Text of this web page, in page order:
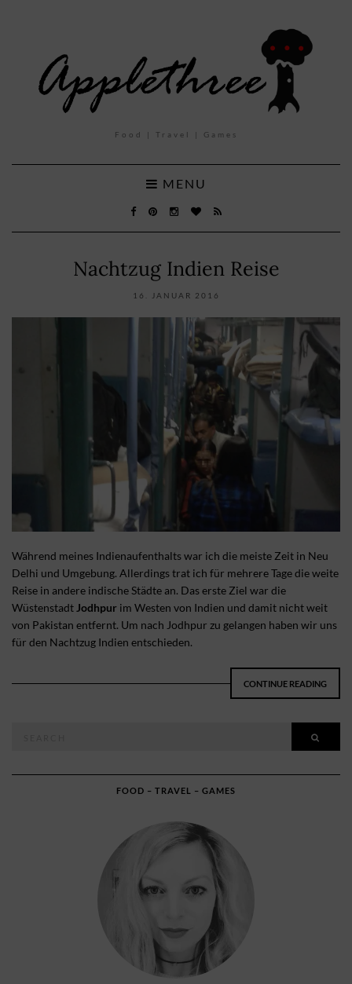
Food | Travel | Games
MENU
Nachtzug Indien Reise
16. JANUAR 2016
Während meines Indienaufenthalts war ich die meiste Zeit in Neu
Delhi und Umgebung. Allerdings trat ich für mehrere Tage die weite
Reise in andere indische Städte an. Das erste Ziel war die
Wüstenstadt Jodhpur im Westen von Indien und damit nicht weit
von Pakistan entfernt. Um nach Jodhpur zu gelangen haben wir uns
für den Nachtzug Indien entschieden.
CONTINUE READING
FOOD – TRAVEL – GAMES